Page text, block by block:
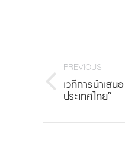
navigation
PREVIOUS
Previous
post:
เวทีการนำเสน
ประเทศไทย”